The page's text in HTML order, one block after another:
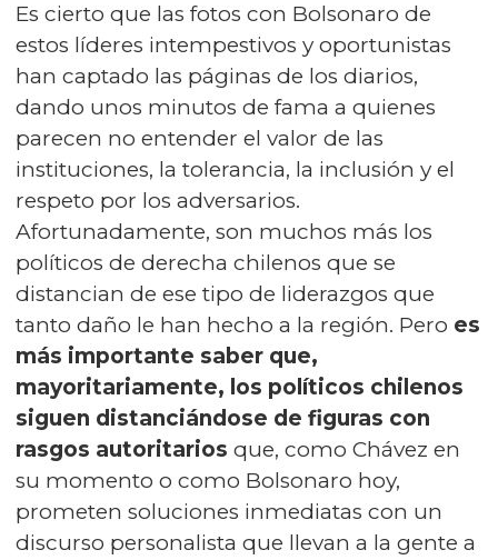
Es cierto que las fotos con Bolsonaro de
estos líderes intempestivos y oportunistas
han captado las páginas de los diarios,
dando unos minutos de fama a quienes
parecen no entender el valor de las
instituciones, la tolerancia, la inclusión y el
respeto por los adversarios.
Afortunadamente, son muchos más los
políticos de derecha chilenos que se
distancian de ese tipo de liderazgos que
tanto daño le han hecho a la región. Pero es
más importante saber que,
mayoritariamente, los políticos chilenos
siguen distanciándose de figuras con
rasgos autoritarios que, como Chávez en
su momento o como Bolsonaro hoy,
prometen soluciones inmediatas con un
discurso personalista que llevan a la gente a